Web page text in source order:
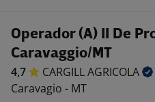
Operador (A) II De
Caravaggio/MT
4,7 CARGILLAGRICOLA
Caravagio - MT